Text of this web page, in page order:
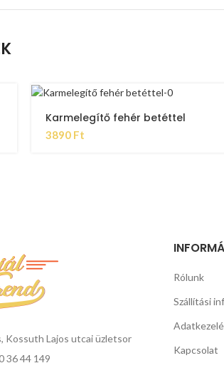
Karmelegítő fehér betéttel
3890 Ft
Kossuth Lajos utcai üzletsor
36 44 149
Rólunk
Szállítási
Kapcsolat